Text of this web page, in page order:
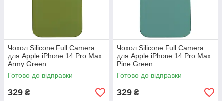
Чохол Silicone Full Camera
для Apple iPhone 14 Pro Max
Army Green
Готово до відправки
329 ₴
Чохол Silicone Full Camera
для Apple iPhone 14 Pro Max
Pine Green
Готово до відправки
329 ₴